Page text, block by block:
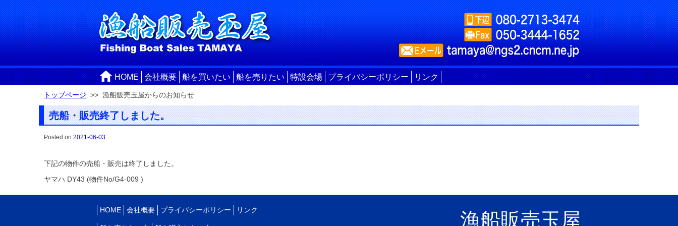
HOME 会社概要 船を買いたい 船を売りたい 特設会場 プライバシーポリシー リンク
トップページ >> 漁船販売玉屋からのお知らせ
売船・販売終了しました。
Posted on2021-06-03
下記の物件の売船・販売は終了しました。
ヤマハ DY43 (物件No/G4-009 )
漁船販売玉屋
HOME 会社概要 プライバシーポリシー リンク